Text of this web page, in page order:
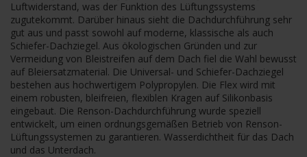
Luftwiderstand, was der Funktion des Lüftungssystems
zugutekommt. Darüber hinaus sieht die Dachdurchführung sehr
gut aus und passt sowohl auf moderne, klassische als auch
Schiefer-Dachziegel. Aus ökologischen Gründen und zur
Vermeidung von Bleistreifen auf dem Dach fiel die Wahl bewusst
auf Bleiersatzmaterial. Die Universal- und Schiefer-Dachziegel
bestehen aus hochwertigem Polypropylen. Die Flex wird mit
einem robusten, bleifreien, flexiblen Kragen auf Silikonbasis
eingebaut. Die Renson-Dachdurchführung wurde speziell
entwickelt, um einen ordnungsgemäßen Betrieb von Renson-
Lüftungssystemen zu garantieren. Wasserdichtheit für das Dach
und das Unterdach.